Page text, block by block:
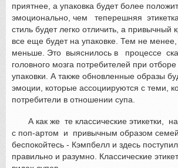
приятнее, а упаковка будет более
эмоционально, чем теперешняя
стиль будет легко отличить, а привычный
все еще будет на упаковке. Тем не менее,
меньше. Это выяснилось в процессе
головного мозга потребителей при
упаковки. А также обновленные образы
эмоции, которые ассоциируются с теми,
потребители в отношении супа.
А как же те классические этикетки,
с поп-артом и привычным образом
беспокойтесь - Кэмпбелл и здесь
правильно и разумно. Классические